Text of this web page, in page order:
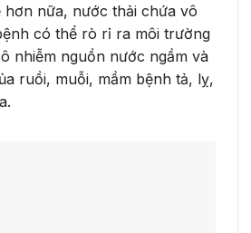
hơn nữa, nước thải chứa vô
có thể rò rỉ ra môi trường
nhiễm nguồn nước ngầm và
ruồi, muỗi, mầm bệnh tả, lỵ,